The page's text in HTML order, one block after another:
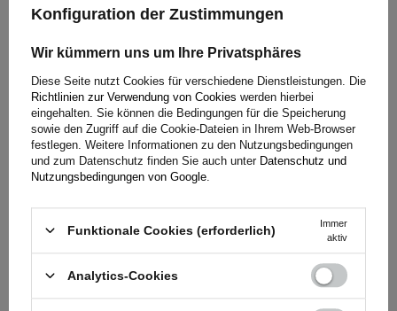
Beim Kauf eines Produkts aus unserem Sortiment erhalten
sich Gedanken über die Folgen eines möglichen Defekts zu
machen. Da wir uns um Ihre Zufriedenheit kümmern, haben
wir das Verfahren zur Einreichung einer möglichen
Reklamation so einfach wie möglich gestaltet - Sie müssen
nur das auf unsererWebsite verfügbare Formular ausfüllen
Konfiguration der Zustimmungen
Wir kümmern uns um Ihre Privatsphäres
Diese Seite nutzt Cookies für verschiedene Dienstleistungen. Die
Richtlinien zur Verwendung von Cookies werden hierbei
eingehalten. Sie können die Bedingungen für die Speicherung
sowie den Zugriff auf die Cookie-Dateien in Ihrem Web-Browser
festlegen. Weitere Informationen zu den Nutzungsbedingungen
und zum Datenschutz finden Sie auch unter Datenschutz und
Nutzungsbedingungen von Google
Funktionale Cookies (erforderlich)
Immer
aktiv
Analytics-Cookies